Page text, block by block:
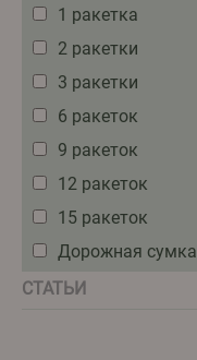
1 ракетка
2 ракетки
3 ракетки
6 ракеток
9 ракеток
12 ракеток
15 ракеток
Дорожная сумка
СТАТЬИ